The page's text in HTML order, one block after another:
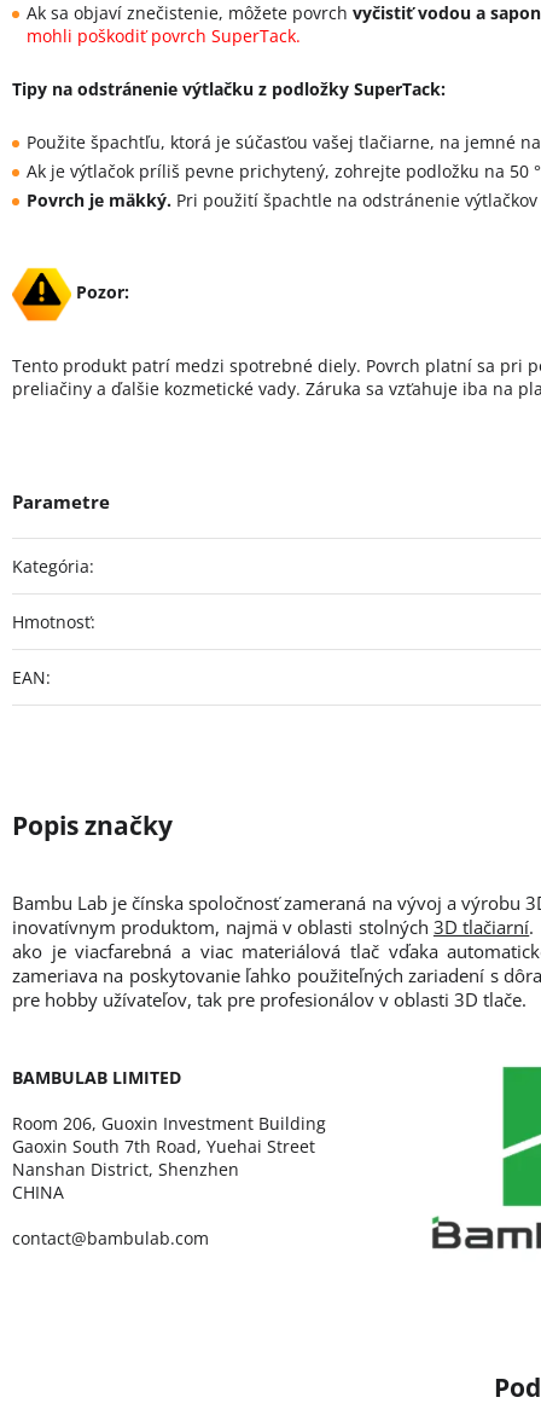
Ak sa objaví znečistenie, môžete povrch vyčistiť vodou a
mohli poškodiť povrch SuperTack.
Tipy na odstránenie výtlačku z podložky SuperTack:
Použite špachtľu, ktorá je súčasťou vašej tlačiarne, na jemné
Ak je výtlačok príliš pevne prichytený, zohrejte podložku na 50
Povrch je mäkký. Pri použití špachtle na odstránenie
Pozor:
Tento produkt patrí medzi spotrebné diely. Povrch platní sa pri
preliačiny a ďalšie kozmetické vady. Záruka sa vzťahuje iba na
Kategória:
Hmotnosť:
EAN:
Bambu Lab je čínska spoločnosť zameraná na vývoj a výrobu
inovatívnym produktom, najmä v oblasti stolných 3D tlačiarní.
ako je viacfarebná a viac materiálová tlač vďaka
zameriava na poskytovanie ľahko použiteľných zariadení s
pre hobby užívateľov, tak pre profesionálov v oblasti 3D tlače.
BAMBULAB LIMITED
Room 206, Guoxin Investment Building
Gaoxin South 7th Road, Yuehai Street
Nanshan District, Shenzhen
CHINA
contact@bambulab.com